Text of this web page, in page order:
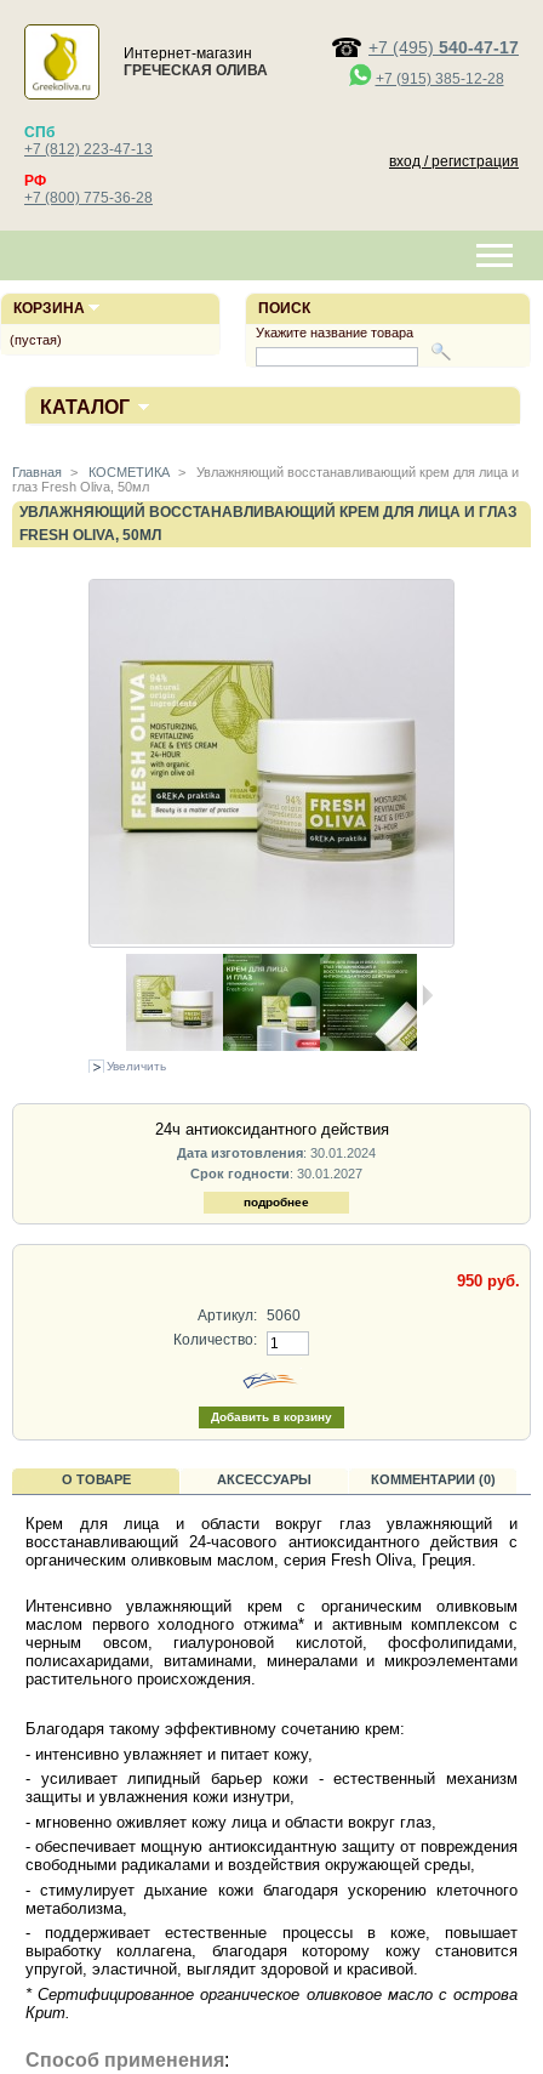
Интернет-магазин
ГРЕЧЕСКАЯ ОЛИВА
+7 (495) 540-47-17
+7 (915) 385-12-28
СПб
+7 (812) 223-47-13
РФ
+7 (800) 775-36-28
вход / регистрация
КАТАЛОГ
Главная > КОСМЕТИКА >
Увлажняющий восстанавливающий крем для лица и
глаз Fresh Oliva, 50мл
УВЛАЖНЯЮЩИЙ ВОССТАНАВЛИВАЮЩИЙ КРЕМ ДЛЯ ЛИЦА И ГЛАЗ
FRESH OLIVA, 50МЛ
Увеличить
24ч антиоксидантного действия
Дата изготовления: 30.01.2024
Срок годности: 30.01.2027
подробнее
950 руб.
Артикул: 5060
Количество:
О ТОВАРЕ АКСЕССУАРЫ КОММЕНТАРИИ (0)
Крем для лица и области вокруг глаз увлажняющий и
восстанавливающий 24-часового антиоксидантного действия с
органическим оливковым маслом, серия Fresh Oliva, Греция.
Интенсивно увлажняющий крем с органическим оливковым
маслом первого холодного отжима* и активным комплексом с
черным овсом, гиалуроновой кислотой, фосфолипидами,
полисахаридами, витаминами, минералами и микроэлементами
растительного происхождения.
Благодаря такому эффективному сочетанию крем:
- интенсивно увлажняет и питает кожу,
- усиливает липидный барьер кожи - естественный механизм
защиты и увлажнения кожи изнутри,
- мгновенно оживляет кожу лица и области вокруг глаз,
- обеспечивает мощную антиоксидантную защиту от повреждения
свободными радикалами и воздействия окружающей среды,
- стимулирует дыхание кожи благодаря ускорению клеточного
метаболизма,
- поддерживает естественные процессы в коже, повышает
выработку коллагена, благодаря которому кожу становится
упругой, эластичной, выглядит здоровой и красивой.
* Сертифицированное органическое оливковое масло с острова
Крит.
Способ применения:
ПОИСК
Укажите название товара
КОРЗИНА
(пустая)